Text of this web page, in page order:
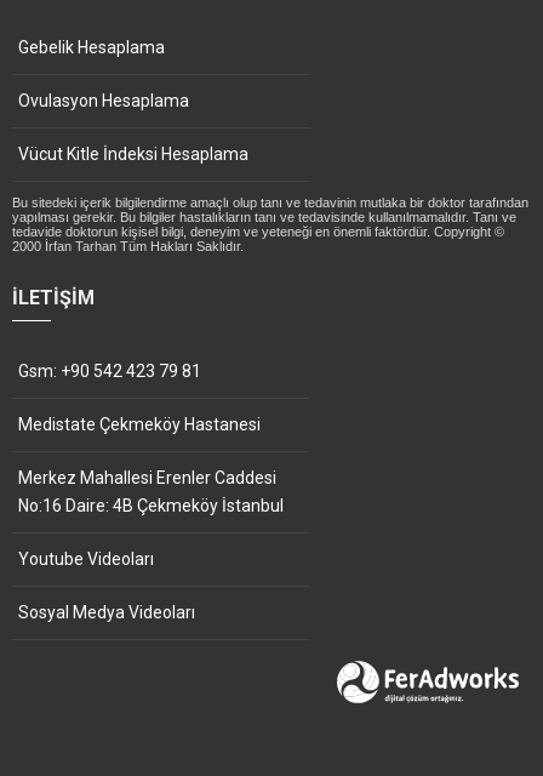
Gebelik Hesaplama
Ovulasyon Hesaplama
Vücut Kitle İndeksi Hesaplama
Bu sitedeki içerik bilgilendirme amaçlı olup tanı ve tedavinin mutlaka bir doktor tarafından
yapılması gerekir. Bu bilgiler hastalıkların tanı ve tedavisinde kullanılmamalıdır. Tanı ve
tedavide doktorun kişisel bilgi, deneyim ve yeteneği en önemli faktördür. Copyright ©
2000 İrfan Tarhan Tüm Hakları Saklıdır.
İLETIŞIM
Gsm: +90 542 423 79 81
Medistate Çekmeköy Hastanesi
Merkez Mahallesi Erenler Caddesi
No:16 Daire: 4B Çekmeköy İstanbul
Youtube Videoları
Sosyal Medya Videoları